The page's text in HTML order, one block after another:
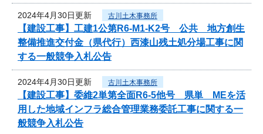
2024年4月30日更新 古川土木事務所
【建設工事】工建1公第R6-M1-K2号 公共 地方創生
整備推進交付金（県代行）西漆山残土処分場工事に関
する一般競争入札公告
2024年4月30日更新 古川土木事務所
【建設工事】委維2単第全面R6-5他号 県単 MEを活
用した地域インフラ総合管理業務委託工事に関する一
般競争入札公告